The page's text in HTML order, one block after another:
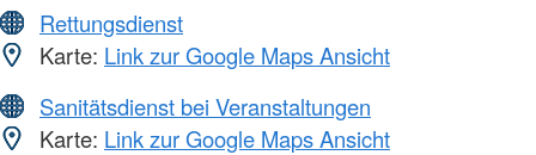
Rettungsdienst
Karte: Link zur Google Maps Ansicht
Sanitätsdienst bei Veranstaltungen
Karte: Link zur Google Maps Ansicht